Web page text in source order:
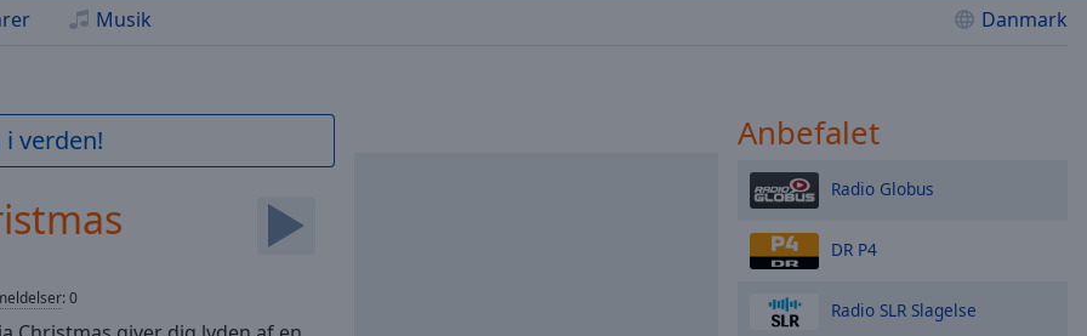
Musik Danmark
verden!
:0
Anbefalet
Radio Globus
DR P4
Radio SLR Slagelse